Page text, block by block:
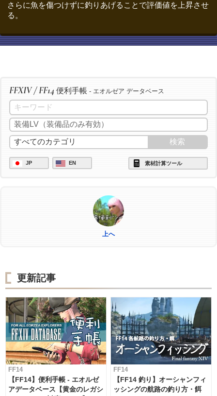
さらに魚を傷つけずに釣りあげることで評価値を上昇させ
る。
FFXIV / FF14 便利手帳 - エオルゼア データベース
JP EN 素材計算ツール
上へ
更新記事
FF14
【FF14】便利手帳 - エオルゼ
アデータベース【黄金のレガシ
FF14
【FF14 釣り】オーシャンフィ
ッシングの航路の釣り方・餌